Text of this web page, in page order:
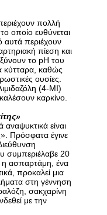
πολλή
οποίο ευθύνεται
αυτά περιέχουν
πίεση και
το pH του
κύτταρα, καθώς
ουσίες.
(4-MI)
καρκίνο.
είναι
Πρόσφατα έγινε
συμπεριέλαβε 20
η ασπαρτάμη, ένα
προκαλεί μια
στη γέννηση
σακχαρίνη
με την